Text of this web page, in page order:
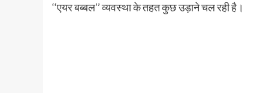
‘‘एयर बब्बल’’ व्यवस्था के तहत कुछ उड़ाने चल रही है।